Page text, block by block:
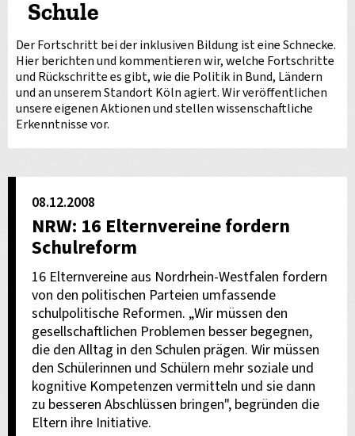
Schule
Der Fortschritt bei der inklusiven Bildung ist eine Schnecke.
Hier berichten und kommentieren wir, welche Fortschritte
und Rückschritte es gibt, wie die Politik in Bund, Ländern
und an unserem Standort Köln agiert. Wir veröffentlichen
unsere eigenen Aktionen und stellen wissenschaftliche
Erkenntnisse vor.
08.12.2008
NRW: 16 Elternvereine fordern
Schulreform
16 Elternvereine aus Nordrhein-Westfalen fordern
von den politischen Parteien umfassende
schulpolitische Reformen. „Wir müssen den
gesellschaftlichen Problemen besser begegnen,
die den Alltag in den Schulen prägen. Wir müssen
den Schülerinnen und Schülern mehr soziale und
kognitive Kompetenzen vermitteln und sie dann
zu besseren Abschlüssen bringen", begründen die
Eltern ihre Initiative.